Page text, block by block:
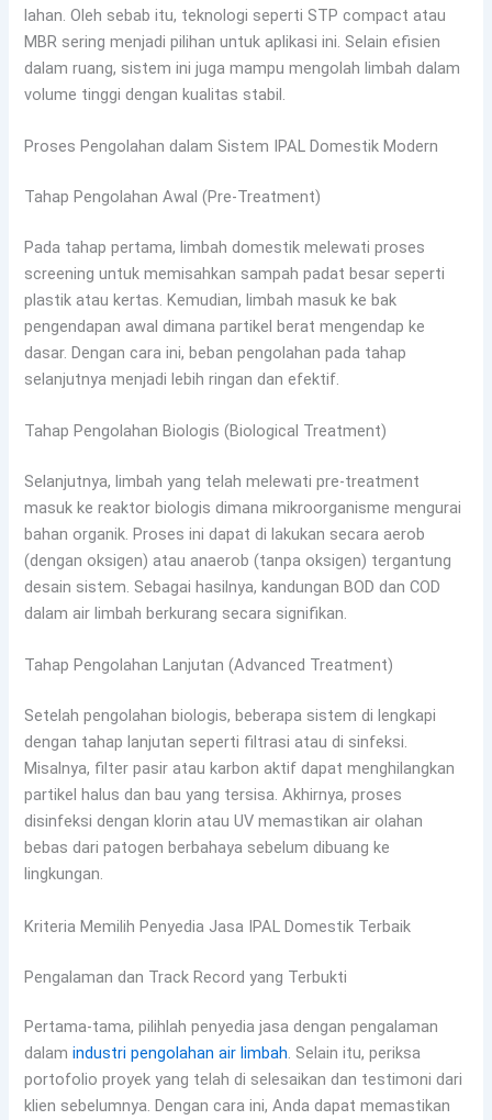
lahan. Oleh sebab itu, teknologi seperti STP compact atau
MBR sering menjadi pilihan untuk aplikasi ini. Selain efisien
dalam ruang, sistem ini juga mampu mengolah limbah dalam
volume tinggi dengan kualitas stabil.
Proses Pengolahan dalam Sistem IPAL Domestik Modern
Tahap Pengolahan Awal (Pre-Treatment)
Pada tahap pertama, limbah domestik melewati proses
screening untuk memisahkan sampah padat besar seperti
plastik atau kertas. Kemudian, limbah masuk ke bak
pengendapan awal dimana partikel berat mengendap ke
dasar. Dengan cara ini, beban pengolahan pada tahap
selanjutnya menjadi lebih ringan dan efektif.
Tahap Pengolahan Biologis (Biological Treatment)
Selanjutnya, limbah yang telah melewati pre-treatment
masuk ke reaktor biologis dimana mikroorganisme mengurai
bahan organik. Proses ini dapat di lakukan secara aerob
(dengan oksigen) atau anaerob (tanpa oksigen) tergantung
desain sistem. Sebagai hasilnya, kandungan BOD dan COD
dalam air limbah berkurang secara signifikan.
Tahap Pengolahan Lanjutan (Advanced Treatment)
Setelah pengolahan biologis, beberapa sistem di lengkapi
dengan tahap lanjutan seperti filtrasi atau di sinfeksi.
Misalnya, filter pasir atau karbon aktif dapat menghilangkan
partikel halus dan bau yang tersisa. Akhirnya, proses
disinfeksi dengan klorin atau UV memastikan air olahan
bebas dari patogen berbahaya sebelum dibuang ke
lingkungan.
Kriteria Memilih Penyedia Jasa IPAL Domestik Terbaik
Pengalaman dan Track Record yang Terbukti
Pertama-tama, pilihlah penyedia jasa dengan pengalaman
dalamindustri pengolahan air limbah. Selain itu, periksa
portofolio proyek yang telah di selesaikan dan testimoni dari
klien sebelumnya. Dengan cara ini, Anda dapat memastikan